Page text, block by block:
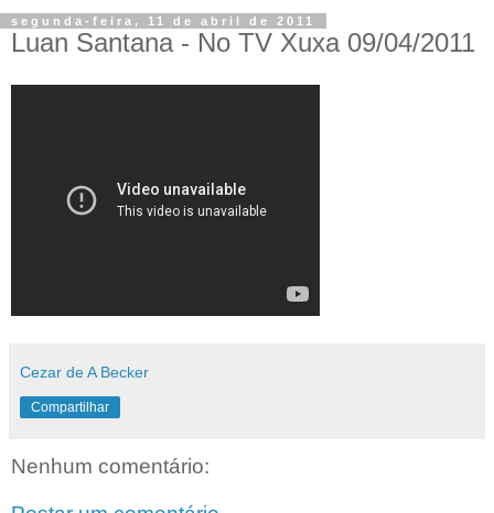
segunda-feira, 11 de abril de 2011
Luan Santana - No TV Xuxa 09/04/2011
Cezar de A Becker
Compartilhar
Nenhum comentário: